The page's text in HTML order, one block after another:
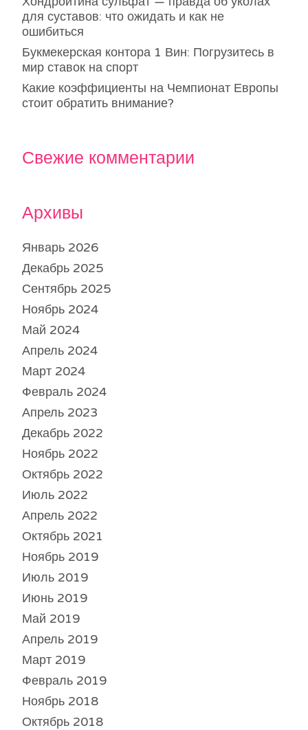
для суставов: что ожидать и как не
ошибиться
Букмекерская контора 1 Вин: Погрузитесь в
мир ставок на спорт
Какие коэффициенты на Чемпионат Европы
стоит обратить внимание?
Свежие комментарии
Архивы
Январь 2026
Декабрь 2025
Сентябрь 2025
Ноябрь 2024
Май 2024
Апрель 2024
Март 2024
Февраль 2024
Апрель 2023
Декабрь 2022
Ноябрь 2022
Октябрь 2022
Июль 2022
Апрель 2022
Октябрь 2021
Ноябрь 2019
Июль 2019
Июнь 2019
Май 2019
Апрель 2019
Март 2019
Февраль 2019
Ноябрь 2018
Октябрь 2018